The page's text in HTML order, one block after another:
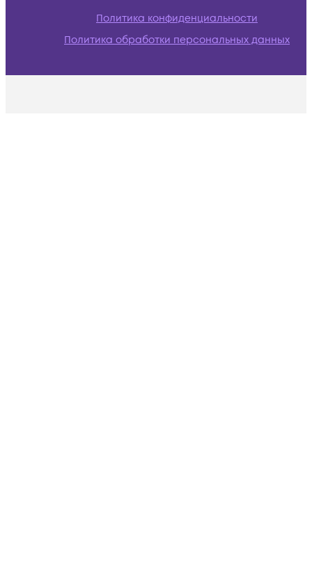
Политика конфиденциальности
Политика обработки персональных данных